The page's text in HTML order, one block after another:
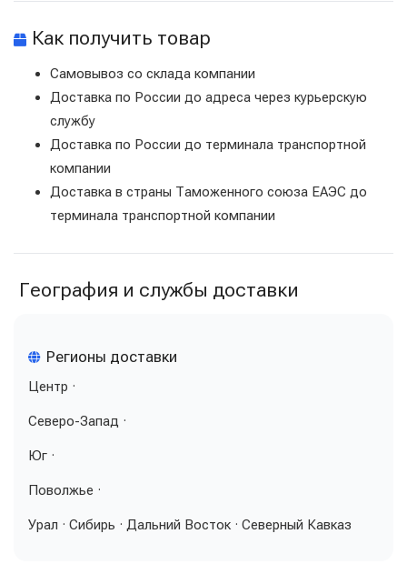
Как получить товар
Самовывоз со склада компании
Доставка по России до адреса через курьерскую
службу
Доставка по России до терминала транспортной
компании
Доставка в страны Таможенного союза ЕАЭС до
терминала транспортной компании
География и службы доставки
Регионы доставки
Центр ·
Северо-Запад ·
Юг ·
Поволжье ·
Урал · Сибирь · Дальний Восток · Северный Кавказ